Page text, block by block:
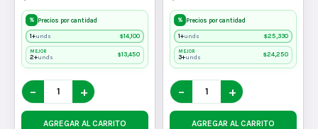
% Precios por cantidad
1+unds $14,100
MEJOR
2+unds $13,450
− +
AGREGAR AL CARRITO
% Precios por cantidad
1+unds $25,330
MEJOR
3+unds $24,250
− +
AGREGAR AL CARRITO